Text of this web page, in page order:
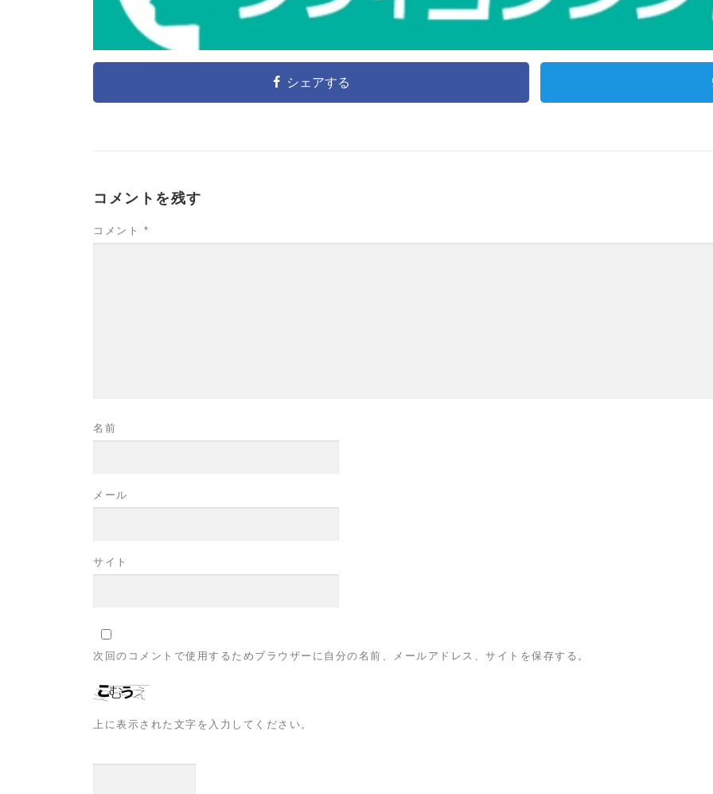
シェアする
コメントを残す
コメント *
名前
メール
サイト
次回のコメントで使用するためブラウザーに自分の名前、メールアドレス、サイトを保存する。
上に表示された文字を入力してください。